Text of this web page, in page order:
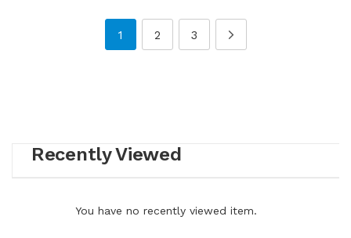
1 2 3
Recently Viewed
You have no recently viewed item.